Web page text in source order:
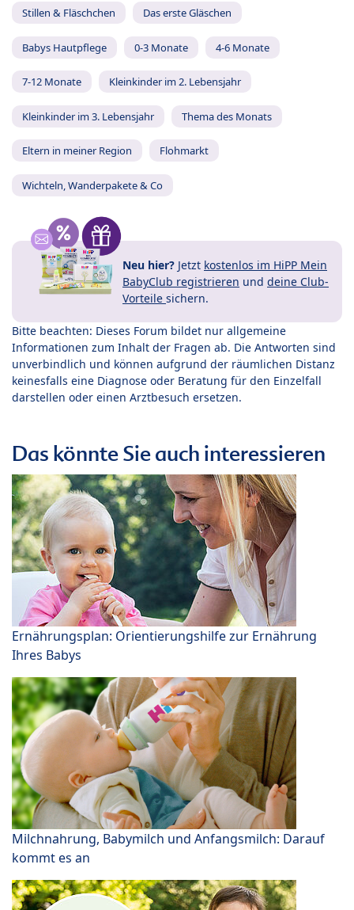
Stillen & Fläschchen Das erste Gläschen
Babys Hautpflege 0-3 Monate 4-6 Monate
7-12 Monate Kleinkinder im 2. Lebensjahr
Kleinkinder im 3. Lebensjahr Thema des Monats
Eltern in meiner Region Flohmarkt
Wichteln, Wanderpakete & Co
Neu hier? Jetzt kostenlos im HiPP Mein
BabyClub registrieren und deine Club-
Vorteile sichern.
Bitte beachten: Dieses Forum bildet nur allgemeine
Informationen zum Inhalt der Fragen ab. Die Antworten sind
unverbindlich und können aufgrund der räumlichen Distanz
keinesfalls eine Diagnose oder Beratung für den Einzelfall
darstellen oder einen Arztbesuch ersetzen.
Das könnte Sie auch interessieren
Ernährungsplan: Orientierungshilfe zur Ernährung
Ihres Babys
Milchnahrung, Babymilch und Anfangsmilch: Darauf
kommt es an